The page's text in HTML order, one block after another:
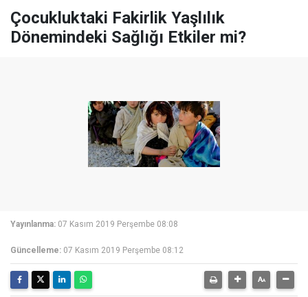
Çocukluktaki Fakirlik Yaşlılık
Dönemindeki Sağlığı Etkiler mi?
Yayınlanma: 07 Kasım 2019 Perşembe 08:08
Güncelleme: 07 Kasım 2019 Perşembe 08:12